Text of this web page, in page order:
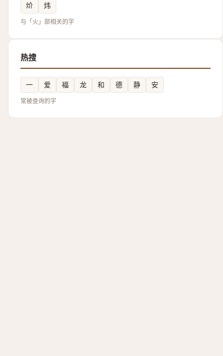
炌
炜
与「火」部相关的字
热搜
一 爱 福 龙 和 德 静 安
常被查询的字